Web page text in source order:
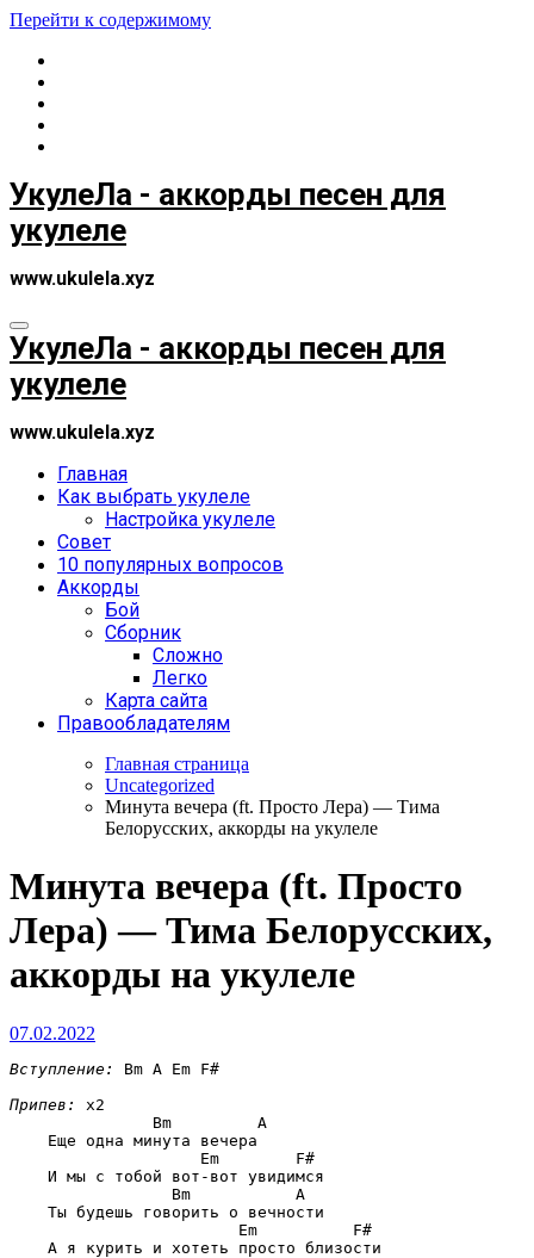
Перейти к содержимому
УкулеЛа - аккорды песен для
укулеле
www.ukulela.xyz
УкулеЛа - аккорды песен для
укулеле
www.ukulela.xyz
Главная
Как выбрать укулеле
Настройка укулеле
Совет
10 популярных вопросов
Аккорды
Бой
Сборник
Сложно
Легко
Карта сайта
Правообладателям
Главная страница
Uncategorized
Минута вечера (ft. Просто Лера) — Тима
Белорусских, аккорды на укулеле
Минута вечера (ft. Просто
Лера) — Тима Белорусских,
аккорды на укулеле
07.02.2022
Вступление:
Bm A Em F#
Припев:
x2
Bm         A
    Еще одна минута вечера
Em        F#
    И мы с тобой вот-вот увидимся
Bm           A
    Ты будешь говорить о вечности
Em          F#
    А я курить и хотеть просто близости